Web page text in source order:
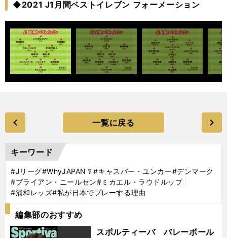
◆2021 J1月間ベストイレブン フォーメーション
一覧に戻る
キーワード
#Jリーグ#WhyJAPAN？#キャスパー・ユンカー#デンマーク
#ブライアン・ニールセン#ミカエル・ラウドルップ
#浦和レッズ#私が日本でプレーする理由
編集部のおすすめ
スポルティーバ バレーボール